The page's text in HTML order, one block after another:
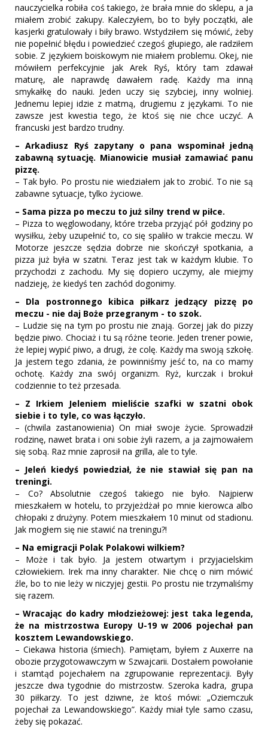
nauczycielka robiła coś takiego, że brała mnie do sklepu, a ja
miałem zrobić zakupy. Kaleczyłem, bo to były początki, ale
kasjerki gratulowały i biły brawo. Wstydziłem się mówić, żeby
nie popełnić błędu i powiedzieć czegoś głupiego, ale radziłem
sobie. Z językiem boiskowym nie miałem problemu. Okej, nie
mówiłem perfekcyjnie jak Arek Ryś, który tam zdawał
maturę, ale naprawdę dawałem radę. Każdy ma inną
smykałkę do nauki. Jeden uczy się szybciej, inny wolniej.
Jednemu lepiej idzie z matmą, drugiemu z językami. To nie
zawsze jest kwestia tego, że ktoś się nie chce uczyć. A
francuski jest bardzo trudny.
– Arkadiusz Ryś zapytany o pana wspominał jedną
zabawną sytuację. Mianowicie musiał zamawiać panu
pizzę.
– Tak było. Po prostu nie wiedziałem jak to zrobić. To nie są
zabawne sytuacje, tylko życiowe.
– Sama pizza po meczu to już silny trend w piłce.
– Pizza to węglowodany, które trzeba przyjąć pół godziny po
wysiłku, żeby uzupełnić to, co się spaliło w trakcie meczu. W
Motorze jeszcze sędzia dobrze nie skończył spotkania, a
pizza już była w szatni. Teraz jest tak w każdym klubie. To
przychodzi z zachodu. My się dopiero uczymy, ale miejmy
nadzieję, że kiedyś ten zachód dogonimy.
– Dla postronnego kibica piłkarz jedzący pizzę po
meczu - nie daj Boże przegranym - to szok.
– Ludzie się na tym po prostu nie znają. Gorzej jak do pizzy
będzie piwo. Chociaż i tu są różne teorie. Jeden trener powie,
że lepiej wypić piwo, a drugi, że colę. Każdy ma swoją szkołę.
Ja jestem tego zdania, że powinniśmy jeść to, na co mamy
ochotę. Każdy zna swój organizm. Ryż, kurczak i brokuł
codziennie to też przesada.
– Z Irkiem Jeleniem mieliście szafki w szatni obok
siebie i to tyle, co was łączyło.
– (chwila zastanowienia) On miał swoje życie. Sprowadził
rodzinę, nawet brata i oni sobie żyli razem, a ja zajmowałem
się sobą. Raz mnie zaprosił na grilla, ale to tyle.
– Jeleń kiedyś powiedział, że nie stawiał się pan na
treningi.
– Co? Absolutnie czegoś takiego nie było. Najpierw
mieszkałem w hotelu, to przyjeżdżał po mnie kierowca albo
chłopaki z drużyny. Potem mieszkałem 10 minut od stadionu.
Jak mogłem się nie stawić na treningu?!
– Na emigracji Polak Polakowi wilkiem?
– Może i tak było. Ja jestem otwartym i przyjacielskim
człowiekiem. Irek ma inny charakter. Nie chcę o nim mówić
źle, bo to nie leży w niczyjej gestii. Po prostu nie trzymaliśmy
się razem.
– Wracając do kadry młodzieżowej: jest taka legenda,
że na mistrzostwa Europy U-19 w 2006 pojechał pan
kosztem Lewandowskiego.
– Ciekawa historia (śmiech). Pamiętam, byłem z Auxerre na
obozie przygotowawczym w Szwajcarii. Dostałem powołanie
i stamtąd pojechałem na zgrupowanie reprezentacji. Były
jeszcze dwa tygodnie do mistrzostw. Szeroka kadra, grupa
30 piłkarzy. To jest dziwne, że ktoś mówi: „Oziemczuk
pojechał za Lewandowskiego”. Każdy miał tyle samo czasu,
żeby się pokazać.